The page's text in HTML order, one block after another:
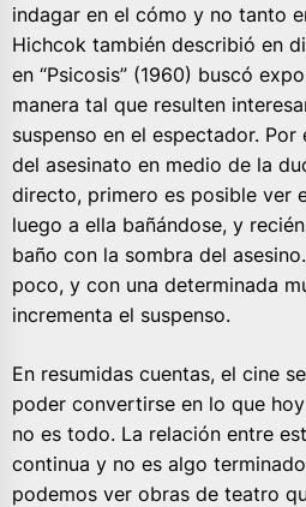
indagar en el cómo y no tanto
Hichcok también describió en
en “Psicosis” (1960) buscó
manera tal que resulten
suspenso en el espectador. Por
del asesinato en medio de la
directo, primero es posible ver
luego a ella bañándose, y
baño con la sombra del
poco, y con una determinada
incrementa el suspenso.
En resumidas cuentas, el cine
poder convertirse en lo que
no es todo. La relación entre
continua y no es algo
podemos ver obras de teatro